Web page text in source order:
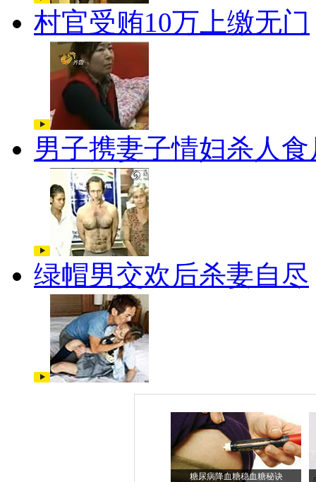
村官受贿10万上缴无门
男子携妻子情妇杀人食
绿帽男交欢后杀妻自尽
糖尿病降血糖稳血糖秘诀